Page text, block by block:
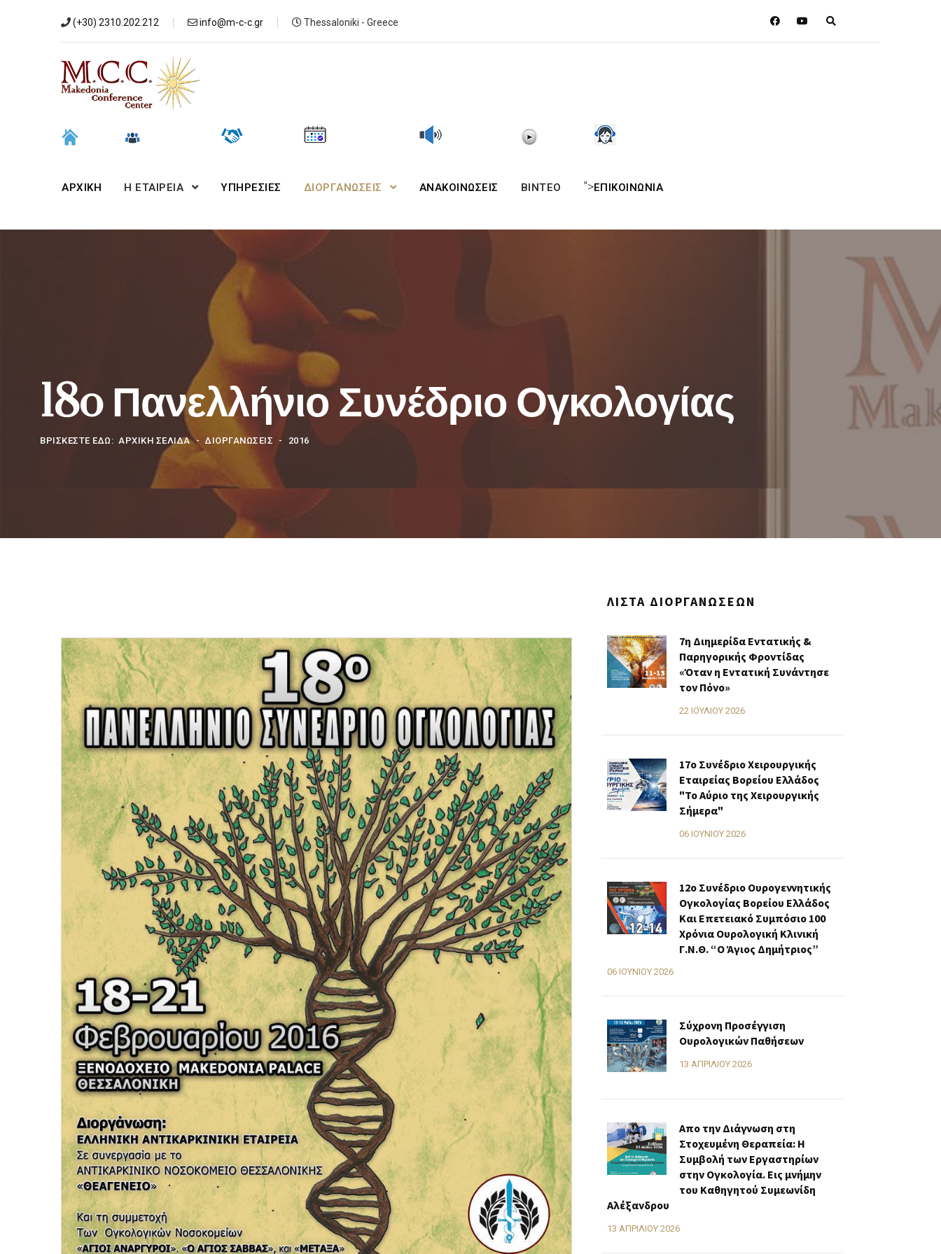
(+30) 2310.202.212 info@m-c-c.gr Thessaloniki - Greece
ΑΡΧΙΚΉ Η ΕΤΑΙΡΕΙΑ ΥΠΗΡΕΣΙΕΣ ΔΙΟΡΓΑΝΩΣΕΙΣ ΑΝΑΚΟΙΝΩΣΕΙΣ BINTEO ">ΕΠΙΚΟΙΝΩΝΙΑ
18o Πανελλήνιο Συνέδριο Ογκολογίας
ΒΡΊΣΚΕΣΤΕ ΕΔΏ: ΑΡΧΙΚΗ ΣΕΛΙΔΑ ΔΙΟΡΓΑΝΩΣΕΙΣ 2016
ΛΊΣΤΑ ΔΙΟΡΓΑΝΏΣΕΩΝ
7η Διημερίδα Εντατικής &
Παρηγορικής Φροντίδας
«Όταν η Εντατική Συνάντησε
τον Πόνο»
22 ΙΟΥΛΊΟΥ 2026
17ο Συνέδριο Χειρουργικής
Εταιρείας Βορείου Ελλάδος
"Το Αύριο της Χειρουργικής
Σήμερα"
06 ΙΟΥΝΊΟΥ 2026
12ο Συνέδριο Ουρογεννητικής
Ογκολογίας Βορείου Ελλάδος
Και Επετειακό Συμπόσιο 100
Χρόνια Ουρολογική Κλινική
Γ.Ν.Θ. “Ο Άγιος Δημήτριος”
06 ΙΟΥΝΊΟΥ 2026
Σύχρονη Προσέγγιση
Ουρολογικών Παθήσεων
13 ΑΠΡΙΛΊΟΥ 2026
Απο την Διάγνωση στη
Στοχευμένη Θεραπεία: Η
Συμβολή των Εργαστηρίων
στην Ογκολογία. Εις μνήμην
του Καθηγητού Συμεωνίδη
Αλέξανδρου
13 ΑΠΡΙΛΊΟΥ 2026